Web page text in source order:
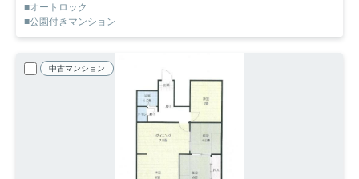
■オートロック
■公園付きマンション
中古マンション